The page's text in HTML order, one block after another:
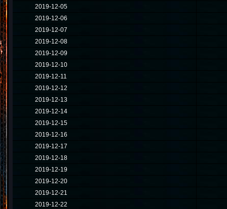
2019-12-05
2019-12-06
2019-12-07
2019-12-08
2019-12-09
2019-12-10
2019-12-11
2019-12-12
2019-12-13
2019-12-14
2019-12-15
2019-12-16
2019-12-17
2019-12-18
2019-12-19
2019-12-20
2019-12-21
2019-12-22